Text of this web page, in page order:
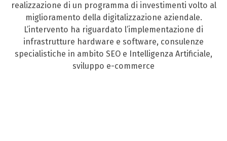
realizzazione di un programma di investimenti volto al
miglioramento della digitalizzazione aziendale.
L’intervento ha riguardato l’implementazione di
infrastrutture hardware e software, consulenze
specialistiche in ambito SEO e Intelligenza Artificiale,
sviluppo e-commerce